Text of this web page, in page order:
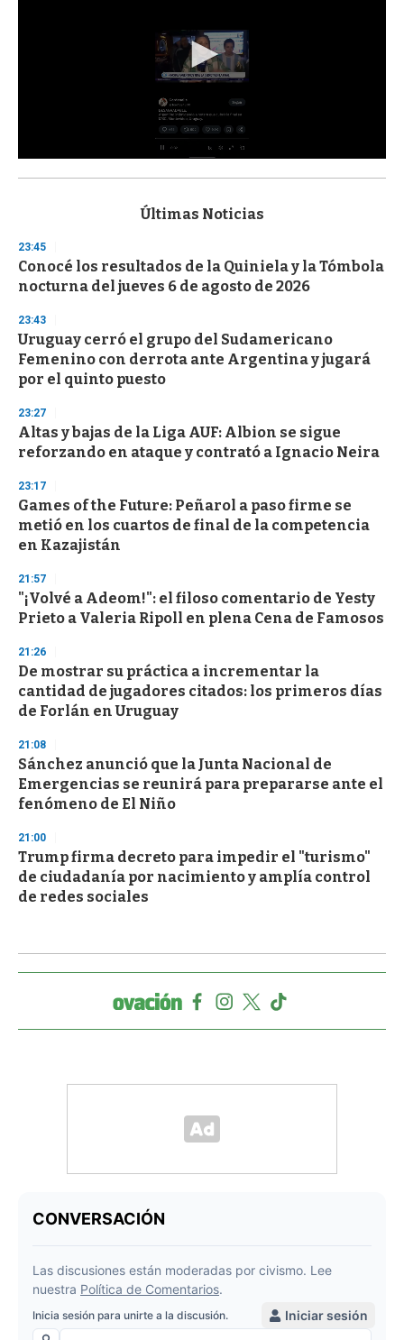
s
d
s
o
f
3
s
e
c
o
d
s
Últimas Noticias
23:45
Conocé los resultados de la Quiniela y la Tómbola
nocturna del jueves 6 de agosto de 2026
23:43
Uruguay cerró el grupo del Sudamericano
Femenino con derrota ante Argentina y jugará
por el quinto puesto
23:27
Altas y bajas de la Liga AUF: Albion se sigue
reforzando en ataque y contrató a Ignacio Neira
23:17
Games of the Future: Peñarol a paso firme se
metió en los cuartos de final de la competencia
en Kazajistán
21:57
"¡Volvé a Adeom!": el filoso comentario de Yesty
Prieto a Valeria Ripoll en plena Cena de Famosos
21:26
De mostrar su práctica a incrementar la
cantidad de jugadores citados: los primeros días
de Forlán en Uruguay
21:08
Sánchez anunció que la Junta Nacional de
Emergencias se reunirá para prepararse ante el
fenómeno de El Niño
21:00
Trump firma decreto para impedir el "turismo"
de ciudadanía por nacimiento y amplía control
de redes sociales